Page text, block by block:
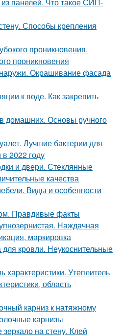
Способы крепления
проникновения.
проникновения
Окрашивание фасада
к воде. Как закрепить
домашних. Основы ручного
Лучшие бактерии для
2022 году
и двери. Стеклянные
качества
Виды и особенности
Правдивые факты
Наждачная
маркировка
кровли. Неукоснительные
характеристики. Утеплитель
область
карниз к натяжному
карнизы
на стену. Клей